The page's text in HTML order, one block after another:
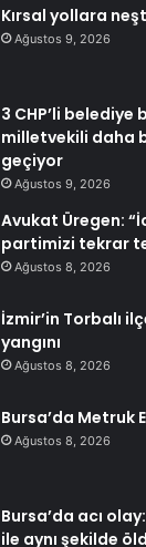
Kırsal yollara
Ağustos 9, 2026
3 CHP’li belediye
milletvekili daha
geçiyor
Ağustos 9, 2026
Avukat Üregen:
partimizi tekrar
Ağustos 8, 2026
İzmir’in Torbalı
yangını
Ağustos 8, 2026
Bursa’da Metruk
Ağustos 8, 2026
Bursa’da acı
ile aynı şekilde